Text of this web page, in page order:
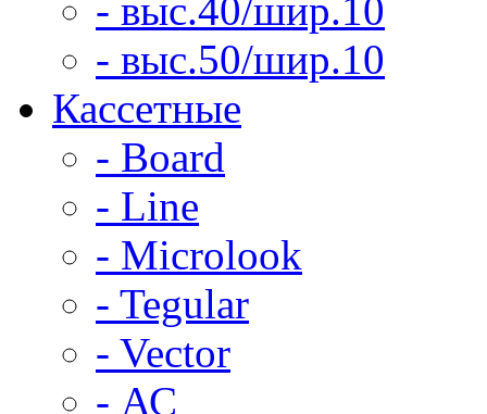
- выс.40/шир.10
- выс.50/шир.10
Кассетные
- Board
- Line
- Microlook
- Tegular
- Vector
- АС